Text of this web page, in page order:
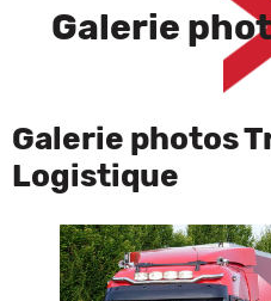
Galerie
Galerie photos
Logistique